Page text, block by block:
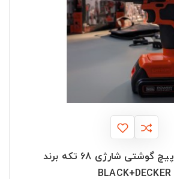
ست دریل و پیچ گوشتی شارژی 68 تکه برند
BLACK+DECKER